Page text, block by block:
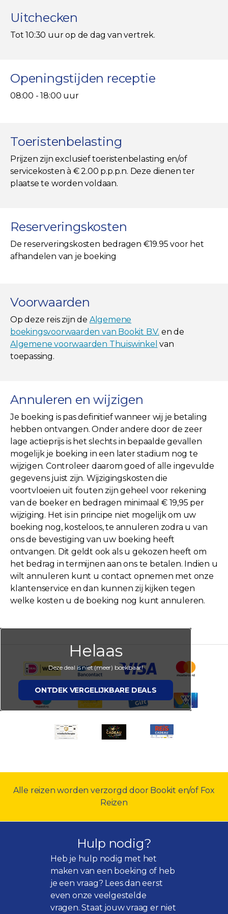
Uitchecken
Tot 10:30 uur op de dag van vertrek.
Openingstijden receptie
08:00 - 18:00 uur
Toeristenbelasting
Prijzen zijn exclusief toeristenbelasting en/of
servicekosten à € 2.00 p.p.p.n. Deze dienen ter
plaatse te worden voldaan.
Reserveringskosten
De reserveringskosten bedragen €19.95 voor het
afhandelen van je boeking
Voorwaarden
Op deze reis zijn de Algemene
boekingsvoorwaarden van Bookit B.V. en de
Algemene voorwaarden Thuiswinkel van
toepassing.
Annuleren en wijzigen
Je boeking is pas definitief wanneer wij je betaling
hebben ontvangen. Onder andere door de zeer
lage actieprijs is het slechts in bepaalde gevallen
mogelijk je boeking in een later stadium nog te
wijzigen. Controleer daarom goed of alle ingevulde
gegevens juist zijn. Wijzigingskosten die
voortvloeien uit fouten zijn geheel voor rekening
van de boeker en bedragen minimaal € 19,95 per
wijziging. Het is in principe niet mogelijk om uw
boeking nog, kosteloos, te annuleren zodra u van
ons de bevestiging van uw boeking heeft
ontvangen. Dit geldt ook als u gekozen heeft om
het bedrag in termijnen aan ons te betalen. Indien u
wilt annuleren kunt u contact opnemen met onze
klantenservice en dan kunnen zij kijken tegen
welke kosten u de boeking nog kunt annuleren.
Helaas
Deze deal is niet (meer) boekbaar!
ONTDEK VERGELIJKBARE DEALS
Alle reizen worden verzorgd door Bookit en/of Fox
Reizen
Hulp nodig?
Heb je hulp nodig met het
maken van een boeking of heb
je een vraag? Lees dan eerst
even onzeveelgestelde
vragen. Staat jouw vraag er niet